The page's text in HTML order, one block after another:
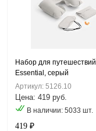
Набор для путешествий
Essential, серый
Артикул: 5126.10
Цена: 419 руб.
В наличии: 5033 шт.
419 ₽